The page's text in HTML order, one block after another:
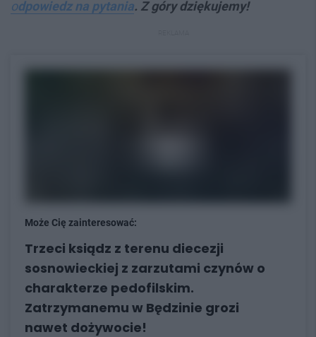
odpowiedz na pytania. Z góry dziękujemy!
Może Cię zainteresować:
Trzeci ksiądz z terenu diecezji
sosnowieckiej z zarzutami czynów o
charakterze pedofilskim.
Zatrzymanemu w Będzinie grozi
nawet dożywocie!